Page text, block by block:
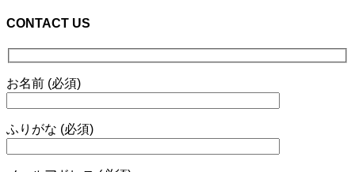
CONTACT US
お名前 (必須)
ふりがな (必須)